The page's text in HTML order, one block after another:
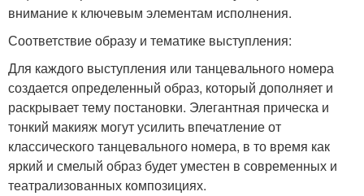
внимание к ключевым элементам исполнения.
Соответствие образу и тематике выступления:
Для каждого выступления или танцевального номера
создается определенный образ, который дополняет и
раскрывает тему постановки. Элегантная прическа и
тонкий макияж могут усилить впечатление от
классического танцевального номера, в то время как
яркий и смелый образ будет уместен в современных и
театрализованных композициях.